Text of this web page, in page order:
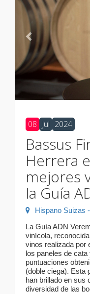
08 Jul 2024
Bassus
Herrera
mejores
la Guía
Hispano Suizas
La Guía ADN
vinícola,
vinos realizada por
los paneles de
puntuaciones
(doble ciega). Esta
han brillado en sus
diversidad de las